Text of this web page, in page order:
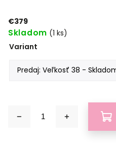
€379
Skladom (1 ks)
Variant